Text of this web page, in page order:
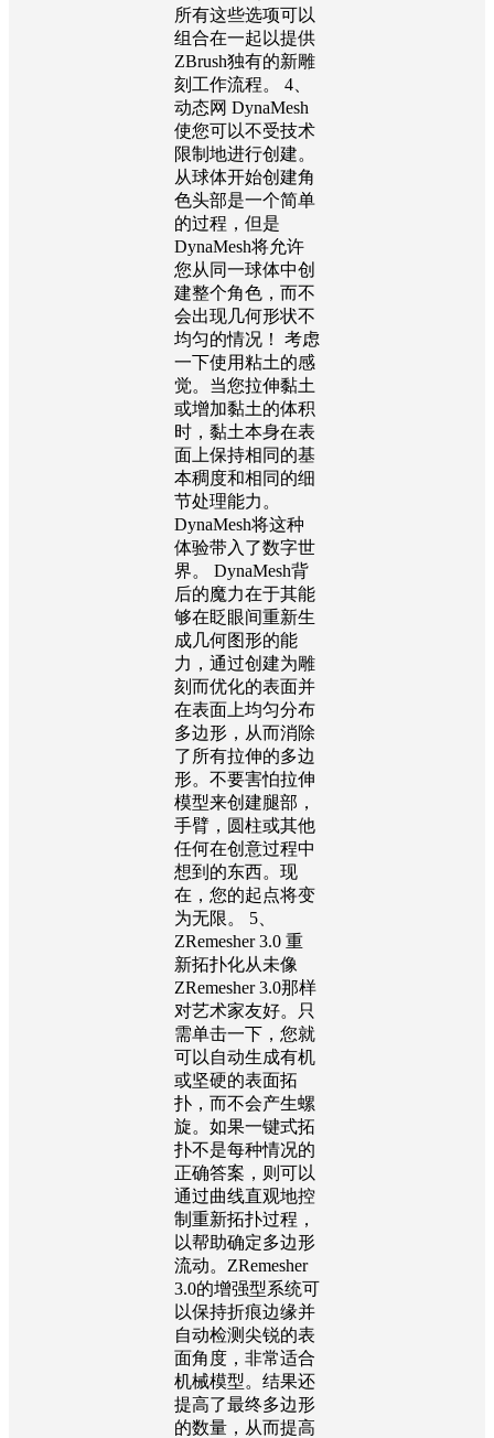
所有这些选项可以
组合在一起以提供
ZBrush独有的新雕
刻工作流程。 4、
动态网 DynaMesh
使您可以不受技术
限制地进行创建。
从球体开始创建角
色头部是一个简单
的过程，但是
DynaMesh将允许
您从同一球体中创
建整个角色，而不
会出现几何形状不
均匀的情况！ 考虑
一下使用粘土的感
觉。当您拉伸黏土
或增加黏土的体积
时，黏土本身在表
面上保持相同的基
本稠度和相同的细
节处理能力。
DynaMesh将这种
体验带入了数字世
界。 DynaMesh背
后的魔力在于其能
够在眨眼间重新生
成几何图形的能
力，通过创建为雕
刻而优化的表面并
在表面上均匀分布
多边形，从而消除
了所有拉伸的多边
形。不要害怕拉伸
模型来创建腿部，
手臂，圆柱或其他
任何在创意过程中
想到的东西。现
在，您的起点将变
为无限。 5、
ZRemesher 3.0 重
新拓扑化从未像
ZRemesher 3.0那样
对艺术家友好。只
需单击一下，您就
可以自动生成有机
或坚硬的表面拓
扑，而不会产生螺
旋。如果一键式拓
扑不是每种情况的
正确答案，则可以
通过曲线直观地控
制重新拓扑过程，
以帮助确定多边形
流动。ZRemesher
3.0的增强型系统可
以保持折痕边缘并
自动检测尖锐的表
面角度，非常适合
机械模型。结果还
提高了最终多边形
的数量，从而提高